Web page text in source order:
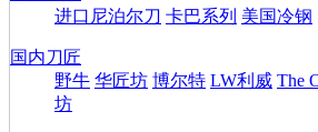
进口尼泊尔刀 卡巴系列 美国冷钢
国内刀匠
野牛 华匠坊 博尔特 LW利威 The
坊